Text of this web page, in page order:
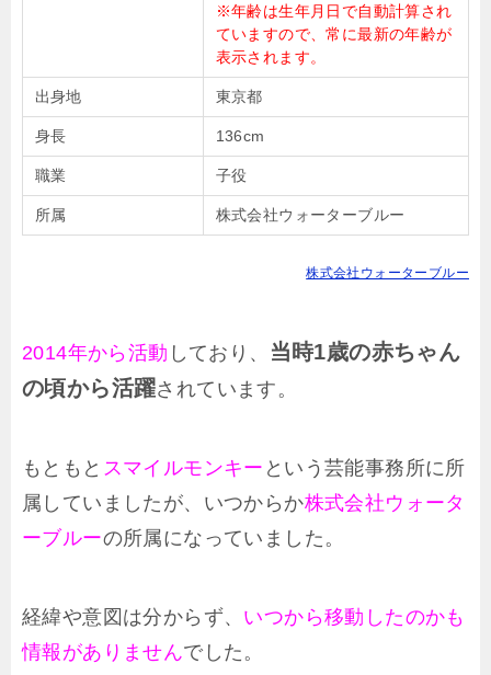
※年齢は生年月日で自動計算され
ていますので、常に最新の年齢が
表示されます。
出身地 東京都
身長 136cm
職業 子役
所属 株式会社ウォーターブルー
株式会社ウォーターブルー
2014年から活動 しており、
当時1歳の赤ちゃん
の頃から活躍されています。
もともと スマイルモンキー という芸能事務所に所
属していましたが、いつからか株式会社ウォータ
ーブルーの所属になっていました。
経緯や意図は分からず、 いつから移動したのかも
情報がありませんでした。